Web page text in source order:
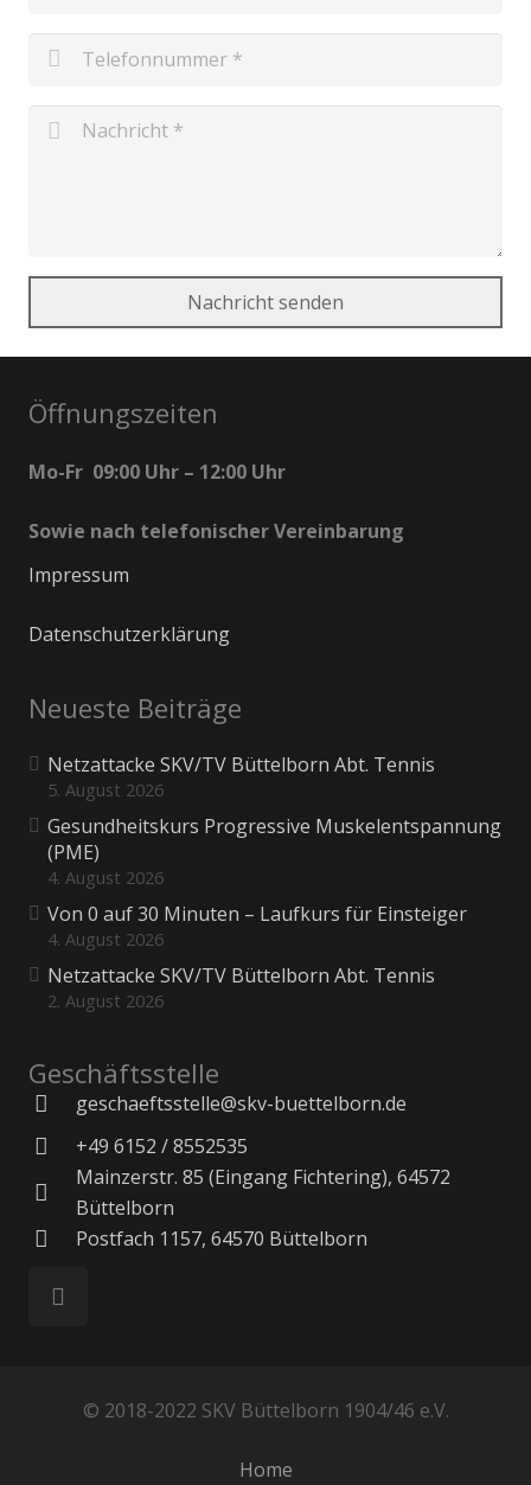
Nachricht senden
Öffnungszeiten
Mo-Fr 09:00 Uhr – 12:00 Uhr
Sowie nach telefonischer Vereinbarung
Impressum
Datenschutzerklärung
Neueste Beiträge
Netzattacke SKV/TV Büttelborn Abt. Tennis
5. August 2026
Gesundheitskurs Progressive Muskelentspannung
(PME)
4. August 2026
Von 0 auf 30 Minuten – Laufkurs für Einsteiger
4. August 2026
Netzattacke SKV/TV Büttelborn Abt. Tennis
2. August 2026
Geschäftsstelle
geschaeftsstelle@skv-buettelborn.de
+49 6152 / 8552535
Mainzerstr. 85 (Eingang Fichtering), 64572
Büttelborn
Postfach 1157, 64570 Büttelborn
© 2018-2022 SKV Büttelborn 1904/46 e.V.
Home